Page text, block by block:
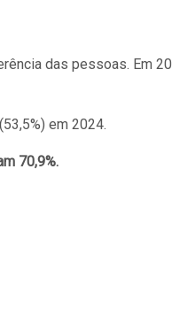
das pessoas. Em
em 2024.
70,9%.